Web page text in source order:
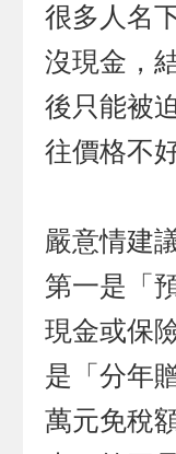
很多人名
沒現金，
後只能被
往價格不好
嚴意情建
第一是「
現金或保
是「分年
萬元免稅